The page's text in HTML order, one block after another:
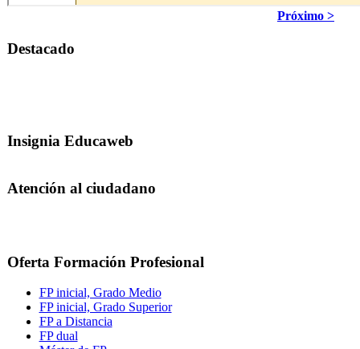
Próximo >
Destacado
Insignia Educaweb
Atención al ciudadano
Oferta Formación Profesional
FP inicial, Grado Medio
FP inicial, Grado Superior
FP a Distancia
FP dual